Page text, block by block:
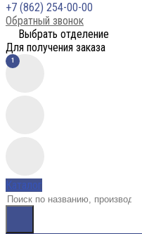
+7 (862) 254-00-00
Обратный звонок
Выбрать отделение
Для получения заказа
1
Каталог